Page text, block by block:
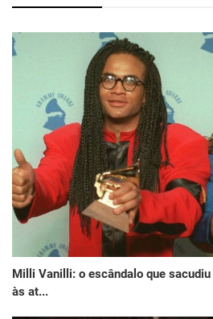
Milli Vanilli: o escândalo que
às at...